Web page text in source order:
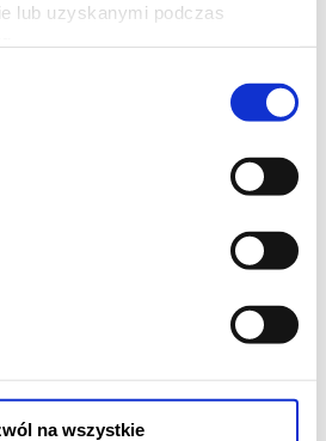
lub uzyskanymi podczas
na wszystkie